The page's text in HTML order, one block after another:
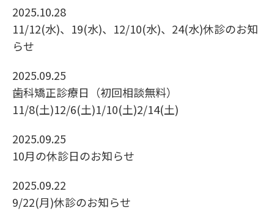
2025.10.28
11/12(水)、19(水)、12/10(水)、24(水)休診のお知
らせ
2025.09.25
歯科矯正診療日（初回相談無料）
11/8(土)12/6(土)1/10(土)2/14(土)
2025.09.25
10月の休診日のお知らせ
2025.09.22
9/22(月)休診のお知らせ